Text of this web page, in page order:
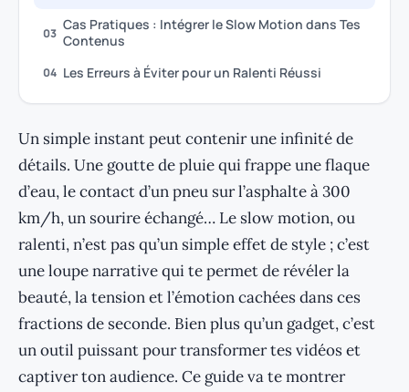
03 Cas Pratiques : Intégrer le Slow Motion dans Tes
Contenus
04 Les Erreurs à Éviter pour un Ralenti Réussi
Un simple instant peut contenir une infinité de
détails. Une goutte de pluie qui frappe une flaque
d’eau, le contact d’un pneu sur l’asphalte à 300
km/h, un sourire échangé… Le slow motion, ou
ralenti, n’est pas qu’un simple effet de style ; c’est
une loupe narrative qui te permet de révéler la
beauté, la tension et l’émotion cachées dans ces
fractions de seconde. Bien plus qu’un gadget, c’est
un outil puissant pour transformer tes vidéos et
captiver ton audience. Ce guide va te montrer